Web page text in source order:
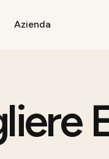
Azienda